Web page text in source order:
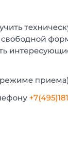
свободной
режиме